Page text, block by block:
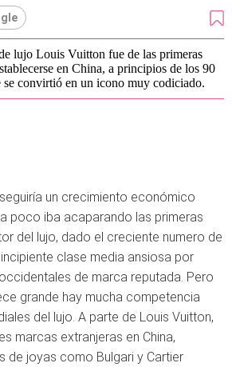
lujo Louis Vuitton fue de las primeras
en China, a principios de los 90
se convirtió en un icono muy codiciado.
un crecimiento económico
poco iba acaparando las primeras
del lujo, dado el creciente numero de
clase media ansiosa por
de marca reputada. Pero
grande hay mucha competencia
del lujo. A parte de Louis Vuitton,
marcas extranjeras en China,
de joyas como Bulgari y Cartier